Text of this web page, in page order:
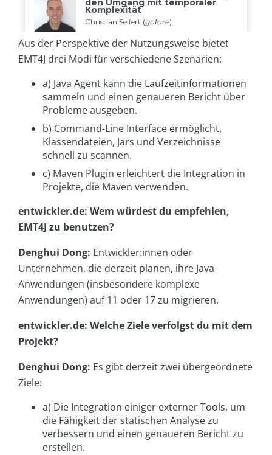
Aus der Perspektive der Nutzungsweise bietet
EMT4J drei Modi für verschiedene Szenarien:
a) Java Agent kann die Laufzeitinformationen
sammeln und einen genaueren Bericht über
Probleme ausgeben.
b) Command-Line Interface ermöglicht,
Klassendateien, Jars und Verzeichnisse
schnell zu scannen.
c) Maven Plugin erleichtert die Integration in
Projekte, die Maven verwenden.
entwickler.de: Wem würdest du empfehlen,
EMT4J zu benutzen?
Denghui Dong: Entwickler:innen oder
Unternehmen, die derzeit planen, ihre Java-
Anwendungen (insbesondere komplexe
Anwendungen) auf 11 oder 17 zu migrieren.
entwickler.de: Welche Ziele verfolgst du mit dem
Projekt?
Denghui Dong: Es gibt derzeit zwei übergeordnete
Ziele:
a) Die Integration einiger externer Tools, um
die Fähigkeit der statischen Analyse zu
verbessern und einen genaueren Bericht zu
erstellen.